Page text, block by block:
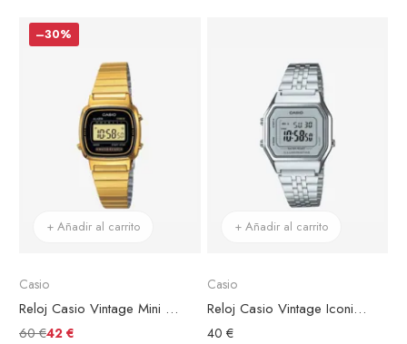
–30%
+ Añadir al carrito
Casio
Reloj Casio Vintage Mini Acero Dorado Esfera Negra Digital
60 €42 €
+ Añadir al carrito
Casio
Reloj Casio Vintage Iconic Acero Plateado
40 €